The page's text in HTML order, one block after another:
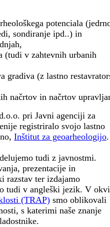
potenciala
sondiranje ipd..) in
(tudi v zahtevnih urbanih
gradiva (z lastno
načrtov in načrtov
pri Javni agenciji za
registriralo svojo lastno
Inštitut za geoarheologijo.
tudi z javnostmi.
prezentacije in
razstav ter izdajamo
tudi v angleški jezik. V
(TRAP) smo oblikovali
s katerimi naše znanje